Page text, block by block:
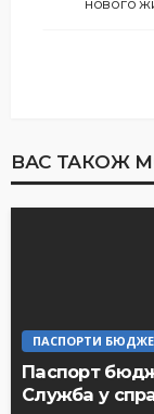
нового
ВАС ТАКОЖ
ПАСПОРТИ
Паспорт
Служба у